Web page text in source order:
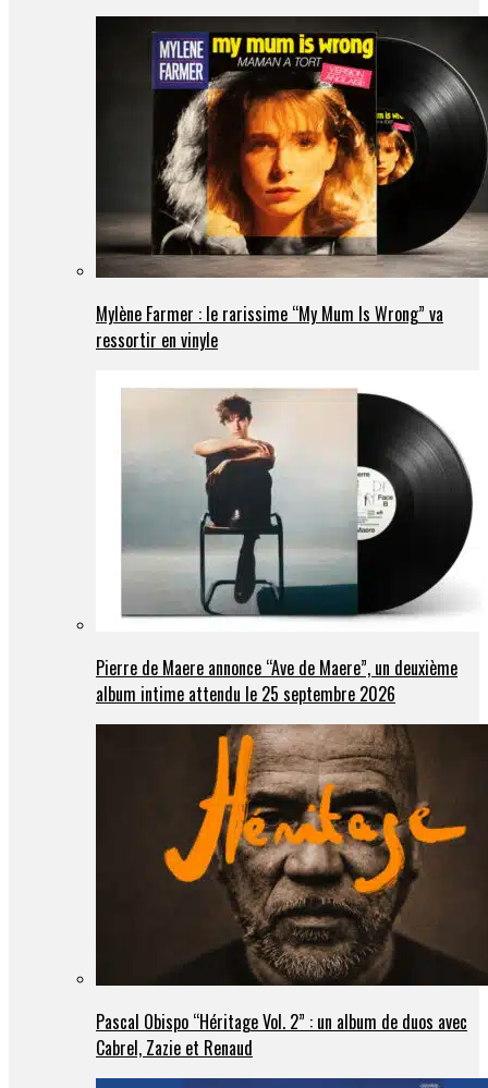
Mylène Farmer : le rarissime “My Mum Is Wrong” va
ressortir en vinyle
Pierre de Maere annonce “Ave de Maere”, un deuxième
album intime attendu le 25 septembre 2026
Pascal Obispo “Héritage Vol. 2” : un album de duos avec
Cabrel, Zazie et Renaud